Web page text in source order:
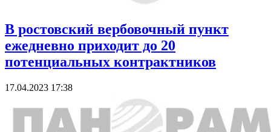
В ростовский вербовочный пункт
ежедневно приходит до 20
потенциальных контрактников
17.04.2023 17:38